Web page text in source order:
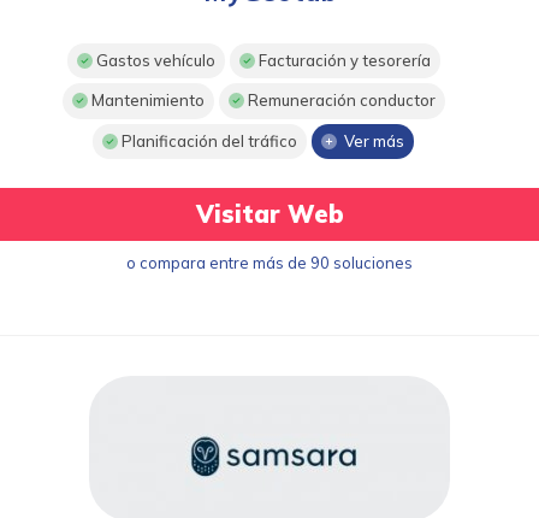
Gastos vehículo Facturación y tesorería
Mantenimiento Remuneración conductor
Planificación del tráfico Ver más
Visitar Web
o compara entre más de 90 soluciones